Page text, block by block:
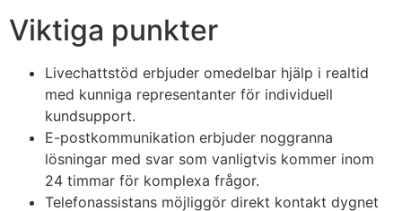
Viktiga punkter
Livechattstöd erbjuder omedelbar hjälp i realtid
med kunniga representanter för individuell
kundsupport.
E-postkommunikation erbjuder noggranna
lösningar med svar som vanligtvis kommer inom
24 timmar för komplexa frågor.
Telefonassistans möjliggör direkt kontakt dygnet